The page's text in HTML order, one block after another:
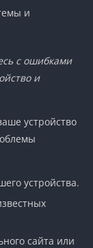
и
с ошибками
и
устройство
устройства.
сайта или